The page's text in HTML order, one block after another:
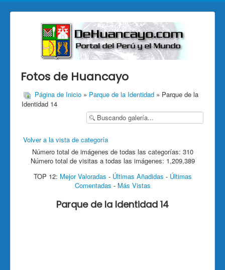
Fotos de Huancayo
Página de Inicio » Parque de la Identidad » Parque de la
Identidad 14
Volver a la vista de categoría
Número total de imágenes de todas las categorías: 310
Número total de visitas a todas las imágenes: 1,209,389
TOP 12: Mejor Valoradas - Últimas Añadidas - Últimas
Comentadas - Más Vistas
Parque de la Identidad 14